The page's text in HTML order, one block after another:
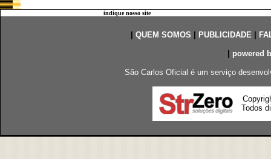
indique nosso site
QUEM SOMOS PUBLICIDADE|
powered
São Carlos Oficial é um serviço
Todos